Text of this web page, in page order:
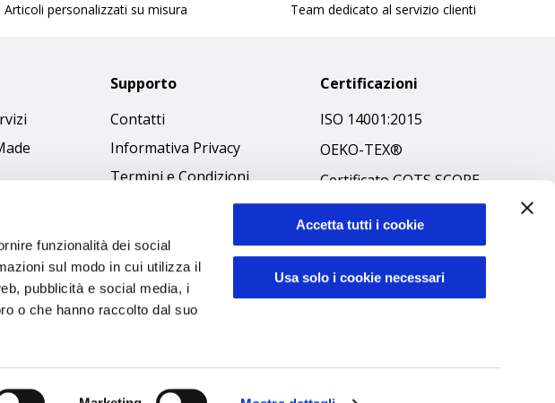
funzionalità dei social
sul modo in cui utilizza il
pubblicità e social media, i
o che hanno raccolto dal suo
Accetta tutti i cookie
Usa solo i cookie necessari
Articoli personalizzati su misura Team dedicato al servizio clienti
Supporto
Contatti
Informativa Privacy
Termini e Condizioni
Codice Etico
Certificazioni
ISO 14001:2015
OEKO-TEX®
Certificato GOTS SCOPE
Certificato GRS SCOPE
Politica Ambientale
Sicurezza prodotti